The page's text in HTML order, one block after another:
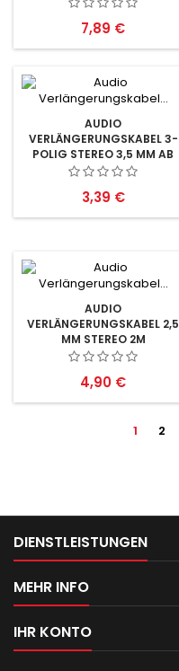
Preis
7,89 €
AUDIO
VERLÄNGERUNGSKABEL 3-
POLIG STEREO 3,5 MM AB
0,5M SCHWARZ
Preis
3,39 €
AUDIO
VERLÄNGERUNGSKABEL 2,5
MM STEREO 2M
Preis
4,90 €
1 2
DIENSTLEISTUNGEN
MEHR INFO
IHR KONTO